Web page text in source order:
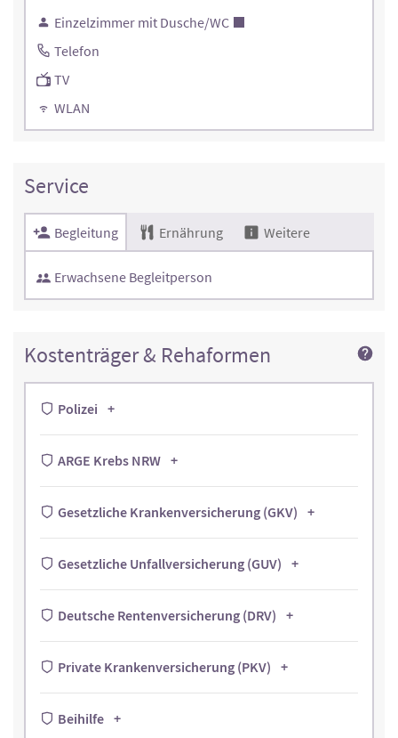
Einzelzimmer mit Dusche/WC
Telefon
TV
WLAN
Service
Begleitung Ernährung Weitere
Erwachsene Begleitperson
Kostenträger & Rehaformen
Polizei
ARGE Krebs NRW
Gesetzliche Krankenversicherung (GKV)
Gesetzliche Unfallversicherung (GUV)
Deutsche Rentenversicherung (DRV)
Private Krankenversicherung (PKV)
Beihilfe